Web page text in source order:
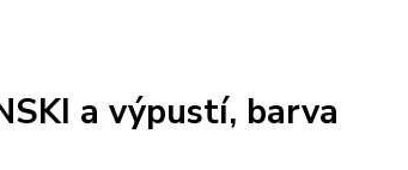
a výpustí, barva